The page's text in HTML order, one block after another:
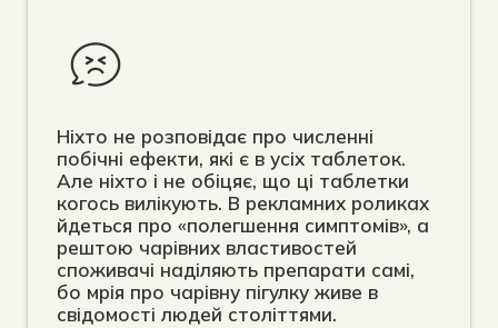
Ніхто не розповідає про численні
побічні ефекти, які є в усіх таблеток.
Але ніхто і не обіцяє, що ці таблетки
когось вилікують. В рекламних роликах
йдеться про «полегшення симптомів», а
рештою чарівних властивостей
споживачі наділяють препарати самі,
бо мрія про чарівну пігулку живе в
свідомості людей століттями.